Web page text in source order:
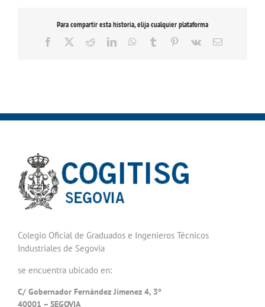
Para compartir esta historia, elija cualquier plataforma
Facebook RedditLinkedInWhatsApp
Tumblr Pinterest
Vk
Correo
Colegio Oficial de Graduados e Ingenieros Técnicos
Industriales de Segovia
se encuentra ubicado en:
C/ Gobernador Fernández Jímenez 4, 3º
40001 – SEGOVIA